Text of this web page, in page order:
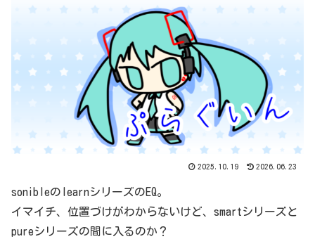
2025.10.19 2026.06.23
sonibleのlearnシリーズのEQ。
イマイチ、位置づけがわからないけど、smartシリーズと
pureシリーズの間に入るのか？